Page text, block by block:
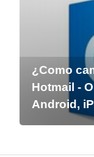
¿Como
Hotmail -
Android,